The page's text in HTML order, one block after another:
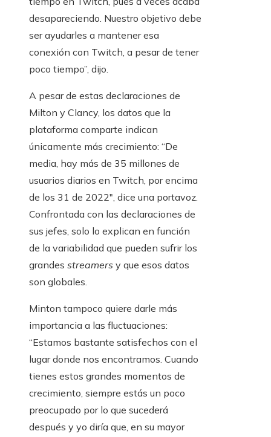
desapareciendo. Nuestro objetivo debe
ser ayudarles a mantener esa
conexión con Twitch, a pesar de tener
poco tiempo”, dijo.
A pesar de estas declaraciones de
Milton y Clancy, los datos que la
plataforma comparte indican
únicamente más crecimiento: “De
media, hay más de 35 millones de
usuarios diarios en Twitch, por encima
de los 31 de 2022″, dice una portavoz.
Confrontada con las declaraciones de
sus jefes, solo lo explican en función
de la variabilidad que pueden sufrir los
grandes streamers y que esos datos
son globales.
Minton tampoco quiere darle más
importancia a las fluctuaciones:
“Estamos bastante satisfechos con el
lugar donde nos encontramos. Cuando
tienes estos grandes momentos de
crecimiento, siempre estás un poco
preocupado por lo que sucederá
después y yo diría que, en su mayor